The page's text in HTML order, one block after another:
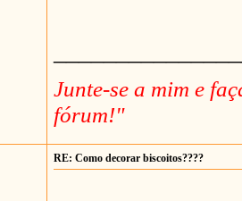
Junte-se a mim e
fórum!"
RE: Como decorar biscoitos????